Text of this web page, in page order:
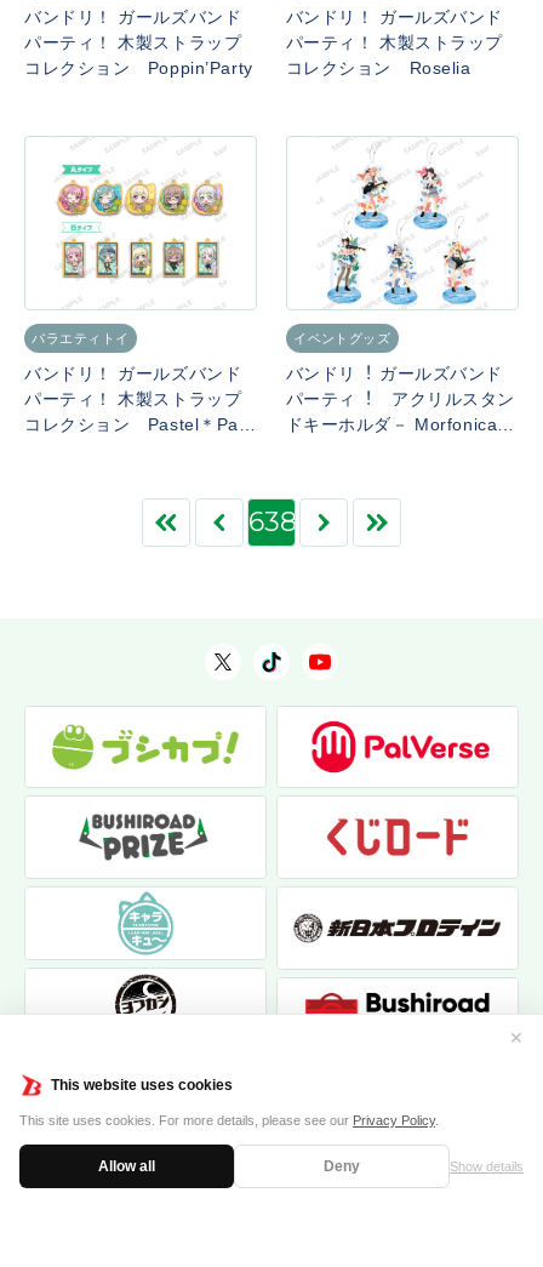
This website uses cookies
This site uses cookies. For more details, please see our Privacy Policy.
Allow all Deny Show details
✕
バンドリ！ ガールズバンド
パーティ！ 木製ストラップ
コレクション Poppin’Party
バンドリ！ ガールズバンド
パーティ！ 木製ストラップ
コレクション Roselia
バラエティトイ
バンドリ！ ガールズバンド
パーティ！ 木製ストラップ
コレクション Pastel＊Pale
イベントグッズ
バンドリ︕ ガールズバンド
パーティ︕ アクリルスタン
ドキーホルダ－ Morfonica 2
638